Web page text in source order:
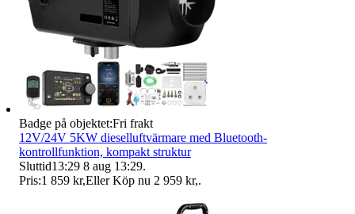
Badge på objektet:Fri frakt
12V/24V 5KW dieselluftvärmare med Bluetooth-
kontrollfunktion, kompakt struktur
Sluttid13:29 8 aug 13:29.
Pris:1 859 kr,Eller Köp nu 2 959 kr,.